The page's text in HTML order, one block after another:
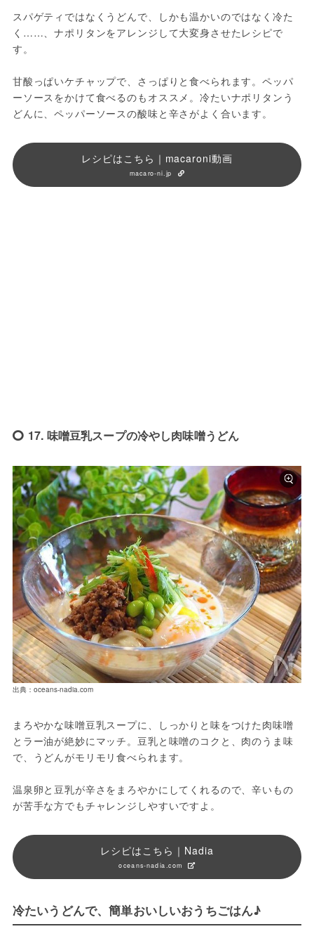
スパゲティではなくうどんで、しかも温かいのではなく冷た
く……、ナポリタンをアレンジして大変身させたレシピで
す。
甘酸っぱいケチャップで、さっぱりと食べられます。ペッパ
ーソースをかけて食べるのもオススメ。冷たいナポリタンう
どんに、ペッパーソースの酸味と辛さがよく合います。
レシピはこちら｜macaroni動画
macaro-ni.jp
17. 味噌豆乳スープの冷やし肉味噌うどん
出典：oceans-nadia.com
まろやかな味噌豆乳スープに、しっかりと味をつけた肉味噌
とラー油が絶妙にマッチ。豆乳と味噌のコクと、肉のうま味
で、うどんがモリモリ食べられます。
温泉卵と豆乳が辛さをまろやかにしてくれるので、辛いもの
が苦手な方でもチャレンジしやすいですよ。
レシピはこちら｜Nadia
oceans-nadia.com
冷たいうどんで、簡単おいしいおうちごはん♪